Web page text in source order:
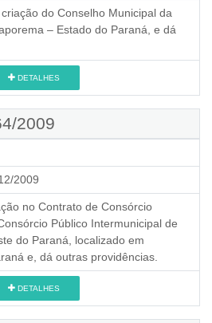
do Conselho Municipal da
– Estado do Paraná, e dá
DETALHES
2009
2009
no Contrato de Consórcio
Público Intermunicipal de
do Paraná, localizado em
e, dá outras providências.
DETALHES